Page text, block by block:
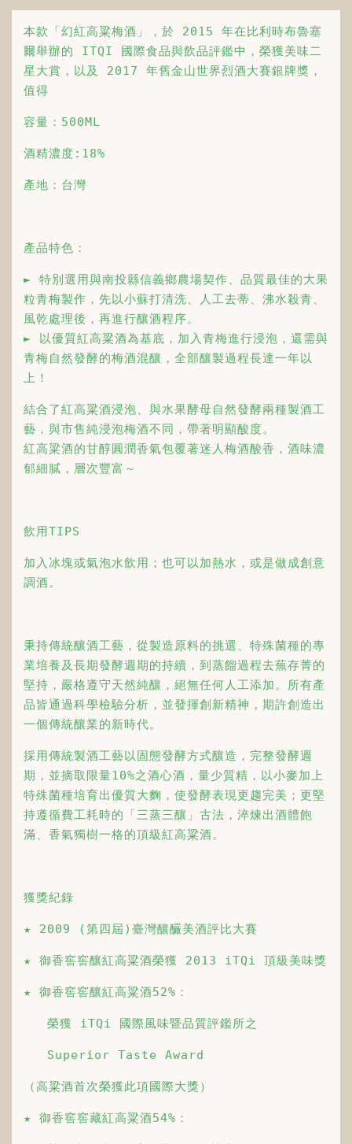
本款「幻紅高粱梅酒」，於 2015 年在比利時布魯塞
爾舉辦的 ITQI 國際食品與飲品評鑑中，榮獲美味二
星大賞，以及 2017 年舊金山世界烈酒大賽銀牌獎，
值得
容量：500ML
酒精濃度:18%
產地：台灣
產品特色：
► 特別選用與南投縣信義鄉農場契作、品質最佳的大果
粒青梅製作，先以小蘇打清洗、人工去蒂、沸水殺青、
風乾處理後，再進行釀酒程序。
► 以優質紅高粱酒為基底，加入青梅進行浸泡，還需與
青梅自然發酵的梅酒混釀，全部釀製過程長達一年以
上！
結合了紅高粱酒浸泡、與水果酵母自然發酵兩種製酒工
藝，與市售純浸泡梅酒不同，帶著明顯酸度。
紅高粱酒的甘醇圓潤香氣包覆著迷人梅酒酸香，酒味濃
郁細膩，層次豐富～
飲用TIPS
加入冰塊或氣泡水飲用；也可以加熱水，或是做成創意
調酒。
秉持傳統釀酒工藝，從製造原料的挑選、特殊菌種的專
業培養及長期發酵週期的持續，到蒸餾過程去蕪存菁的
堅持，嚴格遵守天然純釀，絕無任何人工添加。所有產
品皆通過科學檢驗分析，並發揮創新精神，期許創造出
一個傳統釀業的新時代。
採用傳統製酒工藝以固態發酵方式釀造，完整發酵週
期，並摘取限量10%之酒心酒，量少質精，以小麥加上
特殊菌種培育出優質大麴，使發酵表現更趨完美；更堅
持遵循費工耗時的「三蒸三釀」古法，淬煉出酒體飽
滿、香氣獨樹一格的頂級紅高粱酒。
獲獎紀錄
★ 2009 (第四屆)臺灣釀釅美酒評比大賽
★ 御香窖窖釀紅高粱酒榮獲 2013 iTQi 頂級美味獎
★ 御香窖窖釀紅高粱酒52%：
榮獲 iTQi 國際風味暨品質評鑑所之
Superior Taste Award
（高粱酒首次榮獲此項國際大獎）
★ 御香窖窖藏紅高粱酒54%：